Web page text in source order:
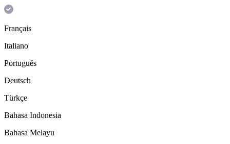
Français
Italiano
Português
Deutsch
Türkçe
Bahasa Indonesia
Bahasa Melayu